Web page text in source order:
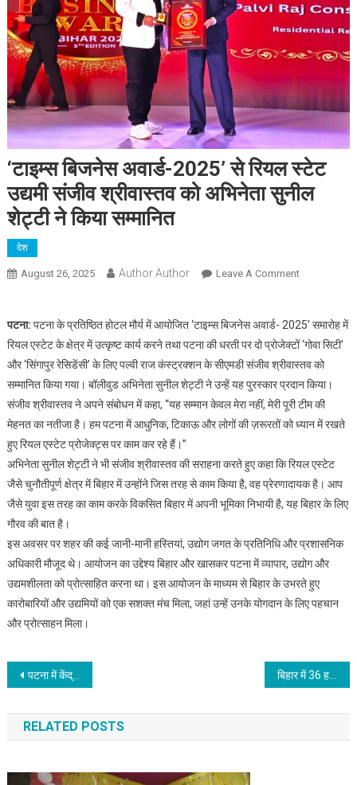
‘टाइम्स बिजनेस अवार्ड-2025’ से रियल स्टेट
उद्यमी संजीव श्रीवास्तव को अभिनेता सुनील
शेट्टी ने किया सम्मानित
देश
August 26, 2025 Author Author Leave A CommentOn
अवार्ड-2025’
से
रियल
स्टेट
उद्यमी
संजीव
सुनील
शेट्टी
किया
सम्मानित
पटना: पटना के प्रतिष्ठित होटल मौर्य में आयोजित ‘टाइम्स बिजनेस अवार्ड- 2025’ समारोह में
रियल एस्टेट के क्षेत्र में उत्कृष्ट कार्य करने तथा पटना की धरती पर दो प्रोजेक्टों ‘गोवा सिटी’
और ‘सिंगापुर रेसिडेंसी’ के लिए पल्वी राज कंस्ट्रक्शन के सीएमडी संजीव श्रीवास्तव को
सम्मानित किया गया। बॉलीवुड अभिनेता सुनील शेट्टी ने उन्हें यह पुरस्कार प्रदान किया।
संजीव श्रीवास्तव ने अपने संबोधन में कहा, “यह सम्मान केवल मेरा नहीं, मेरी पूरी टीम की
मेहनत का नतीजा है। हम पटना में आधुनिक, टिकाऊ और लोगों की ज़रूरतों को ध्यान में रखते
हुए रियल एस्टेट प्रोजेक्ट्स पर काम कर रहे हैं।”
अभिनेता सुनील शेट्टी ने भी संजीव श्रीवास्तव की सराहना करते हुए कहा कि रियल एस्टेट
जैसे चुनौतीपूर्ण क्षेत्र में बिहार में उन्होंने जिस तरह से काम किया है, वह प्रेरणादायक है। आप
जैसे युवा इस तरह का काम करके विकसित बिहार में अपनी भूमिका निभायी है, यह बिहार के लिए
गौरव की बात है।
इस अवसर पर शहर की कई जानी-मानी हस्तियां, उद्योग जगत के प्रतिनिधि और प्रशासनिक
अधिकारी मौजूद थे। आयोजन का उद्देश्य बिहार और खासकर पटना में व्यापार, उद्योग और
उद्यमशीलता को प्रोत्साहित करना था। इस आयोजन के माध्यम से बिहार के उभरते हुए
कारोबारियों और उद्यमियों को एक सशक्त मंच मिला, जहां उन्हें उनके योगदान के लिए पहचान
और प्रोत्साहन मिला।
Post
navigation
पटना में केंद्रीय शिक्षा मंत्री धर्मेंद्र प्रधान को प्रो. रणबीर नंदन ने किया सम्मानित बिहार में 36 हजार 7 सौ कि.मी. से अधिक ग्रामीण सड़कों का हुआ कायाकल्प
RELATED POSTS